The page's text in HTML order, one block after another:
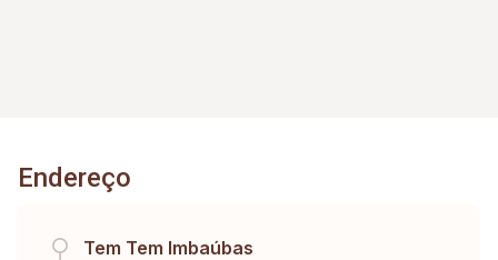
Endereço
Tem Tem Imbaúbas